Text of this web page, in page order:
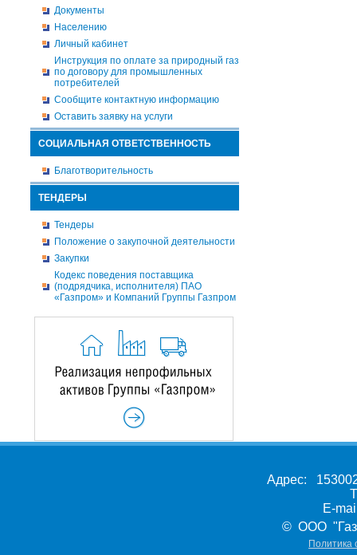
Документы
Населению
Личный кабинет
Инструкция по оплате за природный газ
по договору для промышленных
потребителей
Сообщите контактную информацию
Оставить заявку на услуги
СОЦИАЛЬНАЯ ОТВЕТСТВЕННОСТЬ
Благотворительность
ТЕНДЕРЫ
Тендеры
Положение о закупочной деятельности
Закупки
Кодекс поведения поставщика
(подрядчика, исполнителя) ПАО
«Газпром» и Компаний Группы Газпром
Адрес:
E-
© ООО
Политика